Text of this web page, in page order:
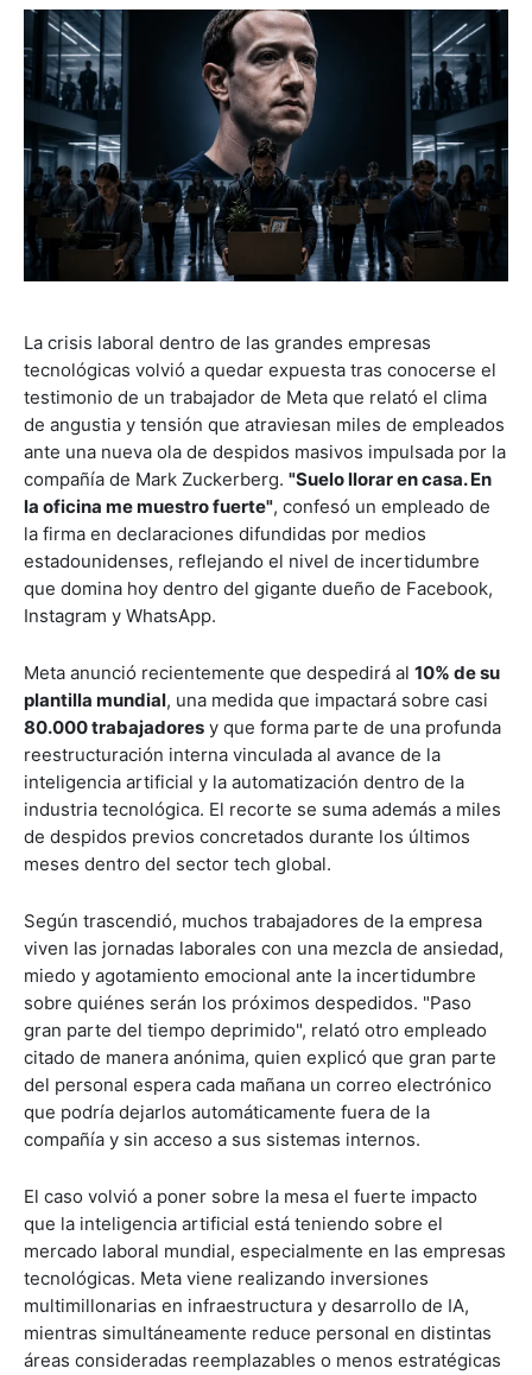
La crisis laboral dentro de las grandes empresas
tecnológicas volvió a quedar expuesta tras conocerse el
testimonio de un trabajador de Meta que relató el clima
de angustia y tensión que atraviesan miles de empleados
ante una nueva ola de despidos masivos impulsada por la
compañía de Mark Zuckerberg. "Suelo llorar en casa. En
la oficina me muestro fuerte", confesó un empleado de
la firma en declaraciones difundidas por medios
estadounidenses, reflejando el nivel de incertidumbre
que domina hoy dentro del gigante dueño de Facebook,
Instagram y WhatsApp.
Meta anunció recientemente que despedirá al 10% de su
plantilla mundial, una medida que impactará sobre casi
80.000 trabajadores y que forma parte de una profunda
reestructuración interna vinculada al avance de la
inteligencia artificial y la automatización dentro de la
industria tecnológica. El recorte se suma además a miles
de despidos previos concretados durante los últimos
meses dentro del sector tech global.
Según trascendió, muchos trabajadores de la empresa
viven las jornadas laborales con una mezcla de ansiedad,
miedo y agotamiento emocional ante la incertidumbre
sobre quiénes serán los próximos despedidos. "Paso
gran parte del tiempo deprimido", relató otro empleado
citado de manera anónima, quien explicó que gran parte
del personal espera cada mañana un correo electrónico
que podría dejarlos automáticamente fuera de la
compañía y sin acceso a sus sistemas internos.
El caso volvió a poner sobre la mesa el fuerte impacto
que la inteligencia artificial está teniendo sobre el
mercado laboral mundial, especialmente en las empresas
tecnológicas. Meta viene realizando inversiones
multimillonarias en infraestructura y desarrollo de IA,
mientras simultáneamente reduce personal en distintas
áreas consideradas reemplazables o menos estratégicas